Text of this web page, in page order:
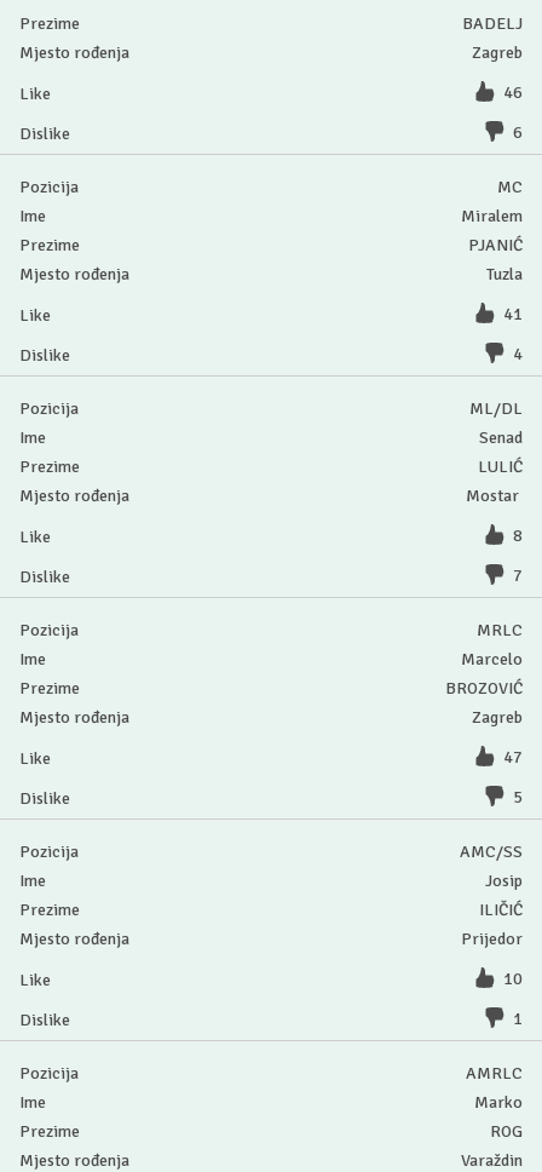
BADELJ
Zagreb
46
6
MC
Miralem
PJANIĆ
Tuzla
41
4
ML/DL
Senad
LULIĆ
Mostar
8
7
MRLC
Marcelo
BROZOVIĆ
Zagreb
47
5
AMC/SS
Josip
ILIČIĆ
Prijedor
10
1
AMRLC
Marko
ROG
Varaždin